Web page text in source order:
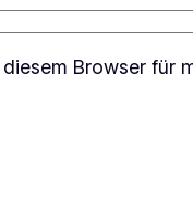
Browser für